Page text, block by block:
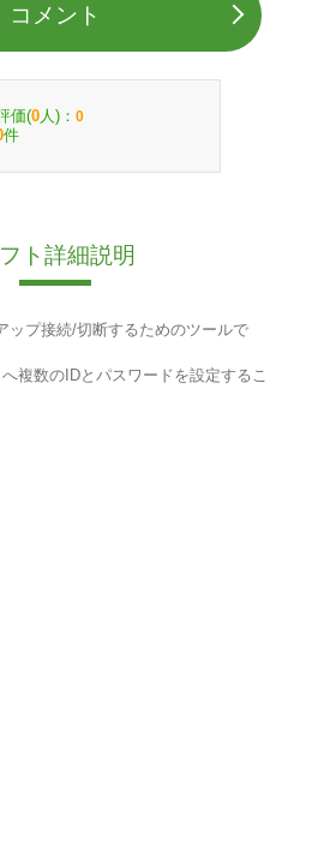
コメント
価(0 人)： 0
件
ト詳細説明
ップ接続/切断するためのツールで
複数のIDとパスワードを設定するこ